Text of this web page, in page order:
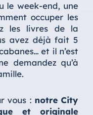
le week-end, une
occuper les
les livres de la
avez déjà fait 5
et il n’est
demandez qu’à
vous : notre City
et originale